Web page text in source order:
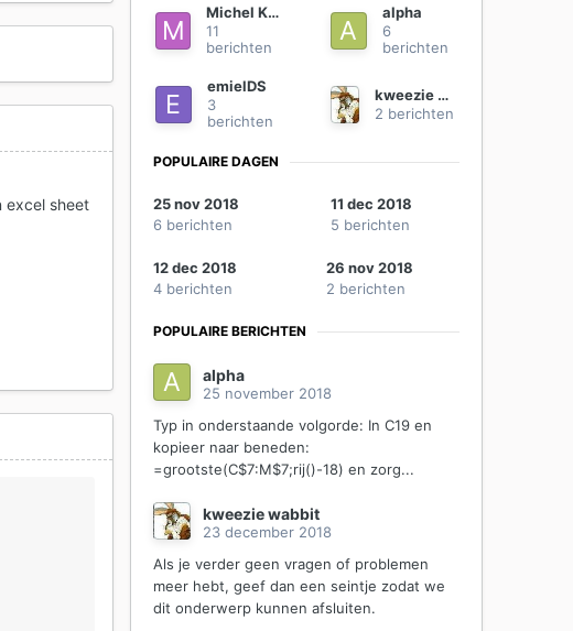
excel sheet
Michel Kurt
11
berichten
alpha
6
berichten
emielDS
3
berichten
kweezie wabbit
2 berichten
POPULAIRE DAGEN
25 nov 2018
6 berichten
11 dec 2018
5 berichten
12 dec 2018
4 berichten
26 nov 2018
2 berichten
POPULAIRE BERICHTEN
alpha
25 november 2018
Typ in onderstaande volgorde: In C19 en
kopieer naar beneden:
=grootste(C$7:M$7;rij()-18) en zorg...
kweezie wabbit
23 december 2018
Als je verder geen vragen of problemen
meer hebt, geef dan een seintje zodat we
dit onderwerp kunnen afsluiten.